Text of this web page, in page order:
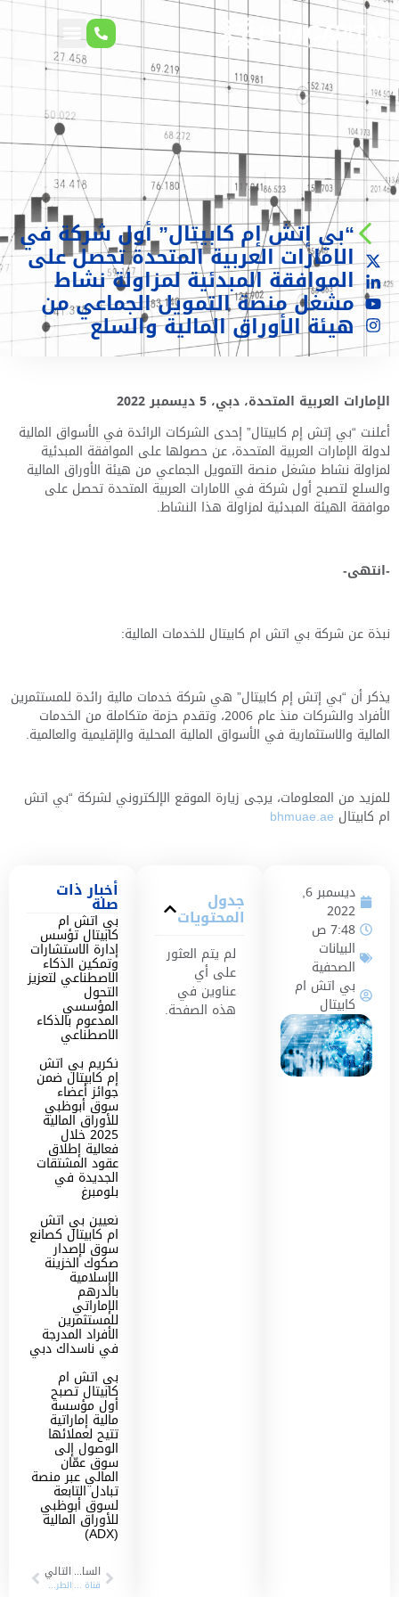
“بي إتش إم كابيتال” أول شركة في
الامارات العربية المتحدة تحصل على
الموافقة المبدئية لمزاولة نشاط
مشغل منصة التمويل الجماعي من
هيئة الأوراق المالية والسلع
ديسمبر 6,
2022
7:48 ص
البيانات
الصحفية
بي اتش ام
كابيتال
جدول
المحتويات
لم يتم العثور
على أي
عناوين في
هذه الصفحة.
أخبار ذات
صلة
بي اتش ام
كابيتال تؤسس
إدارة الاستشارات
وتمكين الذكاء
الاصطناعي لتعزيز
التحول
المؤسسي
المدعوم بالذكاء
الاصطناعي
تكريم بي اتش
إم كابيتال ضمن
جوائز أعضاء
سوق أبوظبي
للأوراق المالية
2025 خلال
فعالية إطلاق
عقود المشتقات
الجديدة في
بلومبرغ
تعيين بي اتش
ام كابيتال كصانع
سوق لإصدار
صكوك الخزينة
الإسلامية
بالدرهم
الإماراتي
للمستثمرين
الأفراد المدرجة
في ناسداك دبي
بي اتش ام
كابيتال تصبح
أول مؤسسة
مالية إماراتية
تتيح لعملائها
الوصول إلى
سوق عمّان
المالي عبر منصة
تبادل التابعة
لسوق أبوظبي
للأوراق المالية
(ADX)
السابق
قناة دبي _ 24/09/2022
التالي
الطريق نحو النجاح
الإمارات العربية المتحدة، دبي، 5 ديسمبر2022
أعلنت “بي إتش إم كابيتال” إحدى الشركات الرائدة في الأسواق المالية
لدولة الإمارات العربية المتحدة، عن حصولها على الموافقة المبدئية
لمزاولة نشاط مشغل منصة التمويل الجماعي من هيئة الأوراق المالية
والسلع لتصبح أول شركة في الامارات العربية المتحدة تحصل على
موافقة الهيئة المبدئية لمزاولة هذا النشاط.
-انتهى-
نبذة عن شركة بي اتش ام كابيتال للخدمات المالية:
يذكر أن “بي إتش إم كابيتال” هي شركة خدمات مالية رائدة للمستثمرين
الأفراد والشركات منذ عام 2006، وتقدم حزمة متكاملة من الخدمات
المالية والاستثمارية في الأسواق المالية المحلية والإقليمية والعالمية.
للمزيد من المعلومات، يرجى زيارة الموقع الإلكتروني لشركة “بي اتش
ام كابيتال bhmuae.ae